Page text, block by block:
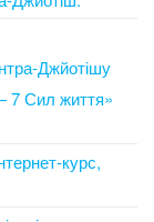
Джйотішу
7 Сил життя»
курс,